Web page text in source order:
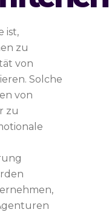
ist,
zu
von
Solche
von
zu